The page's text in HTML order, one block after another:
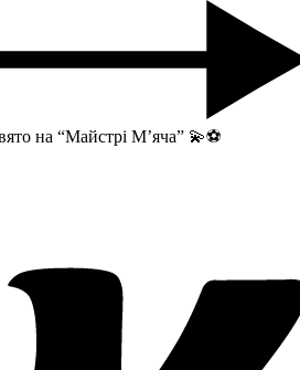
на “Майстрі М’яча” 💫⚽️